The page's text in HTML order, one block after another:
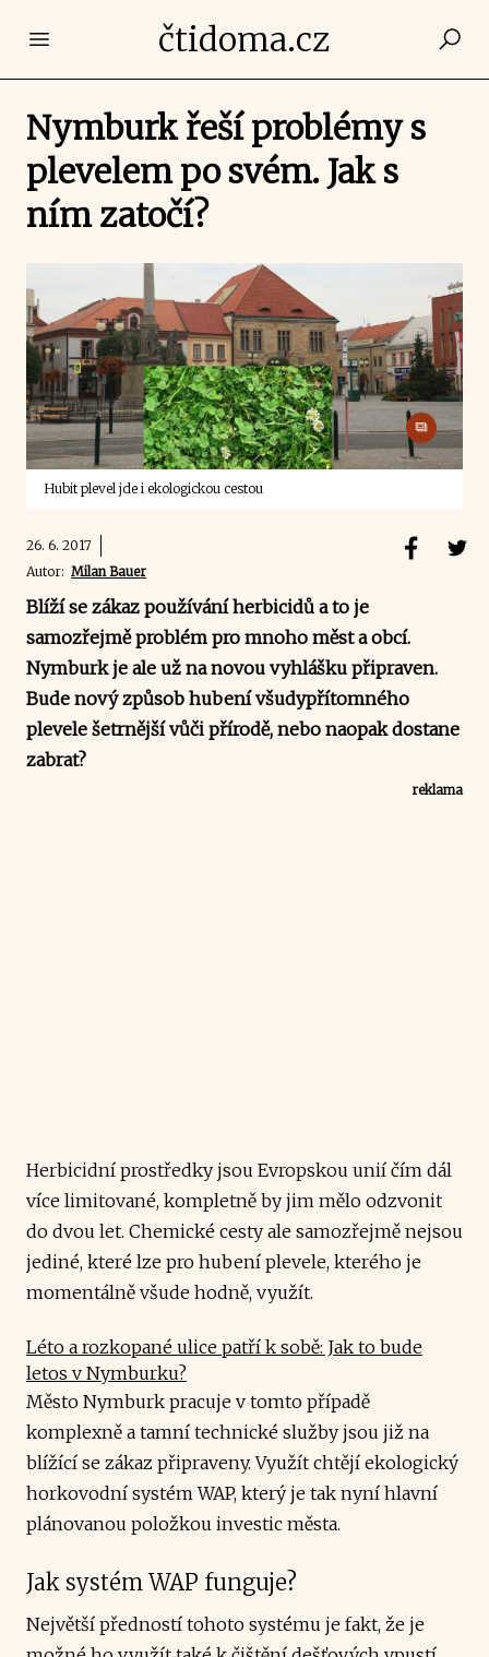
Open main menučtidoma.cz
Nymburk řeší problémy s
plevelem po svém. Jak s
ním zatočí?
Hubit plevel jde i ekologickou cestou
26. 6. 2017
Autor: Milan Bauer
Blíží se zákaz používání herbicidů a to je
samozřejmě problém pro mnoho měst a obcí.
Nymburk je ale už na novou vyhlášku připraven.
Bude nový způsob hubení všudypřítomného
plevele šetrnější vůči přírodě, nebo naopak dostane
zabrat?
reklama
Herbicidní prostředky jsou Evropskou unií čím dál
více limitované, kompletně by jim mělo odzvonit
do dvou let. Chemické cesty ale samozřejmě nejsou
jediné, které lze pro hubení plevele, kterého je
momentálně všude hodně, využít.
Léto a rozkopané ulice patří k sobě: Jak to bude
letos v Nymburku?
Město Nymburk pracuje v tomto případě
komplexně a tamní technické služby jsou již na
blížící se zákaz připraveny. Využít chtějí ekologický
horkovodní systém WAP, který je tak nyní hlavní
plánovanou položkou investic města.
Jak systém WAP funguje?
Největší předností tohoto systému je fakt, že je